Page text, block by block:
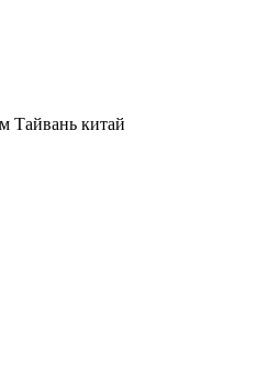
Тайвань китай